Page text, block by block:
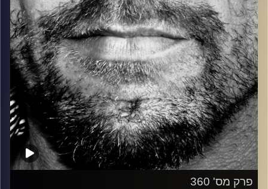
פרק מס' 360